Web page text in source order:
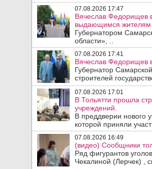
07.08.2026 17:47
Вячеслав Федорищев
выдающимся жителям
Губернатором
области», ..
07.08.2026 17:41
Вячеслав Федорищев
Губернатор
строителей
07.08.2026 17:01
В Тольятти прошла
учреждений.
В преддверии нового
которой приняли
07.08.2026 16:49
(видео) Сообщники
Ряд фигурантов
Чекалиной (Лерчек) ,